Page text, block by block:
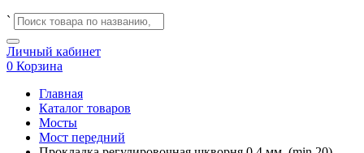
`
Личный кабинет
0 Корзина
Главная
Каталог товаров
Мосты
Мост передний